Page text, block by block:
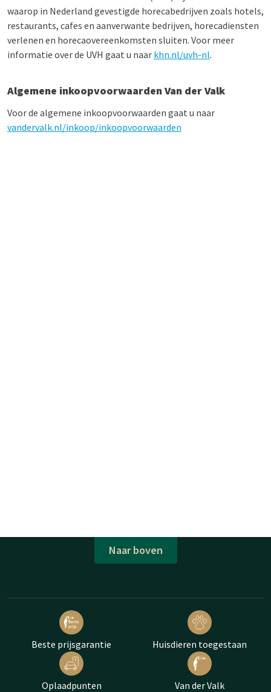
waarop in Nederland gevestigde horecabedrijven zoals hotels,
restaurants, cafes en aanverwante bedrijven, horecadiensten
verlenen en horecaovereenkomsten sluiten. Voor meer
informatie over de UVH gaat u naar khn.nl/uvh-nl.
Algemene inkoopvoorwaarden Van der Valk
Voor de algemene inkoopvoorwaarden gaat u naar
vandervalk.nl/inkoop/inkoopvoorwaarden
Naar boven
Beste prijsgarantie Huisdieren toegestaan
Oplaadpunten Van der Valk